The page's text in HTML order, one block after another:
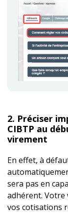
2. Préciser
CIBTP au
virement
En effet, à
sera pas en
adhérent. Votre
vos cotisations